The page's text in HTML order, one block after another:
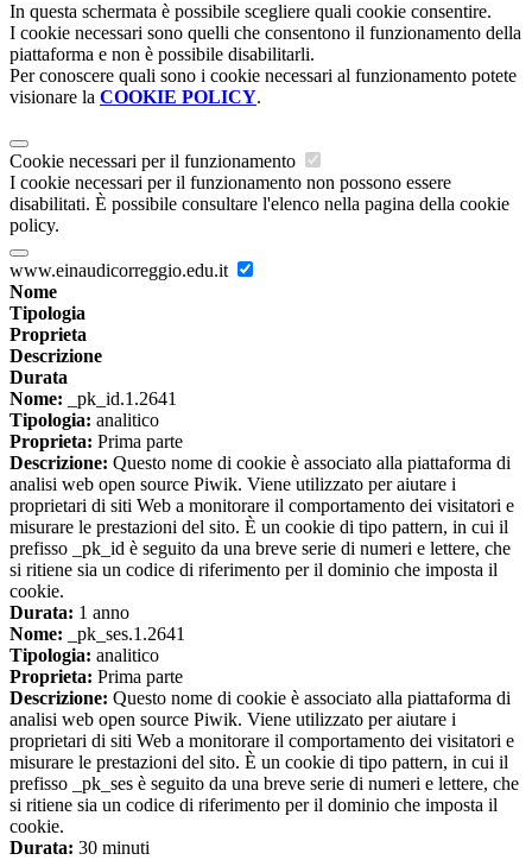
In questa schermata è possibile scegliere quali cookie consentire.
I cookie necessari sono quelli che consentono il funzionamento della
piattaforma e non è possibile disabilitarli.
Per conoscere quali sono i cookie necessari al funzionamento potete
visionare la COOKIE POLICY.
Cookie necessari per il funzionamento
I cookie necessari per il funzionamento non possono essere
disabilitati. È possibile consultare l'elenco nella pagina della cookie
policy.
www.einaudicorreggio.edu.it
Nome
Tipologia
Proprieta
Descrizione
Durata
Nome: _pk_id.1.2641
Tipologia: analitico
Proprieta: Prima parte
Descrizione: Questo nome di cookie è associato alla piattaforma di
analisi web open source Piwik. Viene utilizzato per aiutare i
proprietari di siti Web a monitorare il comportamento dei visitatori e
misurare le prestazioni del sito. È un cookie di tipo pattern, in cui il
prefisso _pk_id è seguito da una breve serie di numeri e lettere, che
si ritiene sia un codice di riferimento per il dominio che imposta il
cookie.
Durata: 1 anno
Nome: _pk_ses.1.2641
Tipologia: analitico
Proprieta: Prima parte
Descrizione: Questo nome di cookie è associato alla piattaforma di
analisi web open source Piwik. Viene utilizzato per aiutare i
proprietari di siti Web a monitorare il comportamento dei visitatori e
misurare le prestazioni del sito. È un cookie di tipo pattern, in cui il
prefisso _pk_ses è seguito da una breve serie di numeri e lettere, che
si ritiene sia un codice di riferimento per il dominio che imposta il
cookie.
Durata: 30 minuti